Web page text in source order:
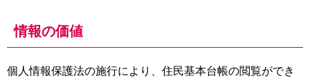
情報の価値
個人情報保護法の施行により、住民基本台帳の閲覧ができ